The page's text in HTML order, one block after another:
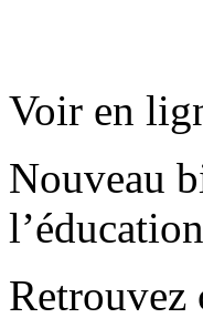
Voir en
Nouveau
Retrouvez